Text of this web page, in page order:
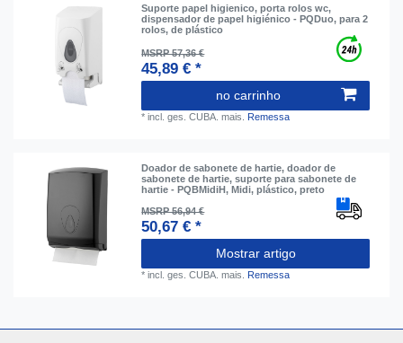
Suporte papel higienico, porta rolos wc,
dispensador de papel higiénico - PQDuo, para 2
rolos, de plástico
MSRP 57,36 €
45,89 € *
no carrinho
*incl. ges. CUBA. mais. Remessa
Doador de sabonete de hartie, doador de
sabonete de hartie, suporte para sabonete de
hartie - PQBMidiH, Midi, plástico, preto
MSRP 56,94 €
50,67 € *
Mostrar artigo
*incl. ges. CUBA. mais. Remessa